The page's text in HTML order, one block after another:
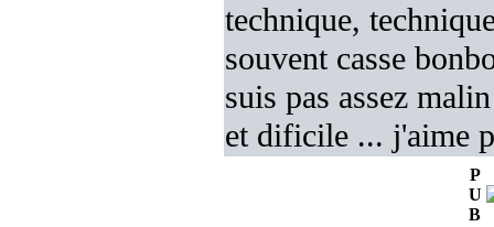
technique,
souvent casse
suis pas assez
et dificile ... j'aime
P
U
B